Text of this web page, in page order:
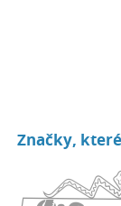
Značky,